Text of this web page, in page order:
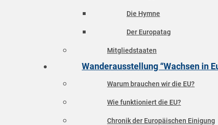
Die Hymne
Der Europatag
Mitgliedstaaten
Wanderausstellung “Wachsen in
Warum brauchen wir die EU?
Wie funktioniert die EU?
Chronik der Europäischen Einigung